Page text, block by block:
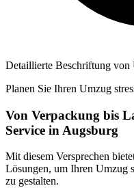
Detaillierte Beschriftung von
Planen Sie Ihren Umzug
Von Verpackung bis
Service in Augsburg
Mit diesem Versprechen
Lösungen, um Ihren Umzug
zu gestalten.